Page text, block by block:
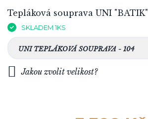
Tepláková souprava UNI "BATIK"
SKLADEM 1KS
UNI TEPLÁKOVÁ SOUPRAVA - 104
Jakou zvolit velikost?